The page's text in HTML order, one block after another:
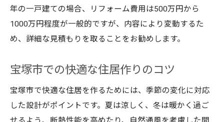
年の一戸建ての場合、リフォーム費用は500万円から
1000万円程度が一般的ですが、内容により変動するた
め、詳細な見積もりを取ることをお勧めします。
宝塚市での快適な住居作りのコツ
宝塚市で快適な住居を作るためには、季節の変化に対応
した設計がポイントです。夏は涼しく、冬は暖かく過ご